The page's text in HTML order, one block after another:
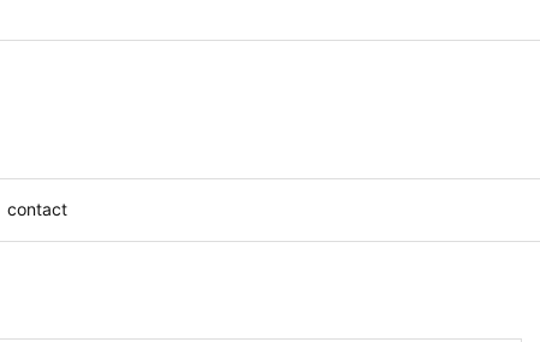
contact